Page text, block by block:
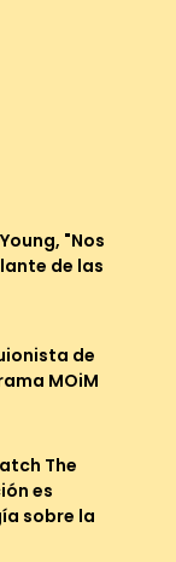
"Nos
de las
de
MOiM
The
es
sobre la